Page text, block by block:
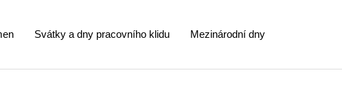
Mezinárodní dny
Svátky a dny pracovního klidu